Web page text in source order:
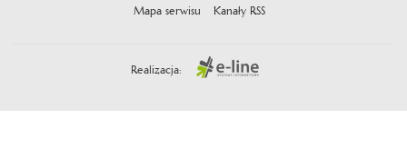
Mapa serwisu
Kanały RSS
Realizacja: